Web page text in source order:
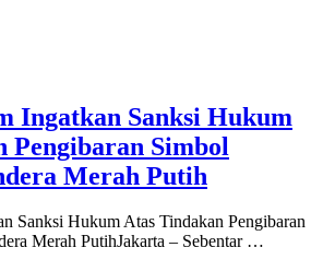
Ingatkan Sanksi Hukum
Pengibaran Simbol
Merah Putih
Sanksi Hukum Atas Tindakan Pengibaran
Merah PutihJakarta – Sebentar …